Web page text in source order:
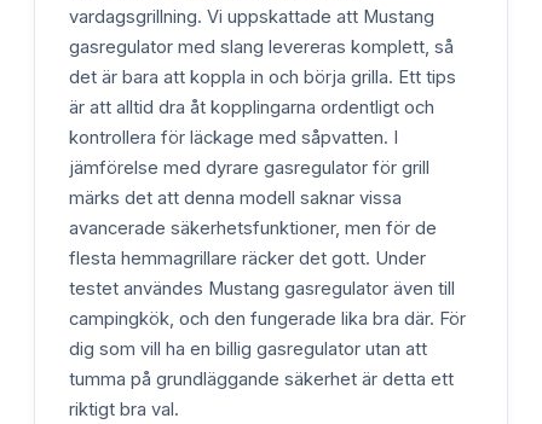
vardagsgrillning. Vi uppskattade att Mustang
gasregulator med slang levereras komplett, så
det är bara att koppla in och börja grilla. Ett tips
är att alltid dra åt kopplingarna ordentligt och
kontrollera för läckage med såpvatten. I
jämförelse med dyrare gasregulator för grill
märks det att denna modell saknar vissa
avancerade säkerhetsfunktioner, men för de
flesta hemmagrillare räcker det gott. Under
testet användes Mustang gasregulator även till
campingkök, och den fungerade lika bra där. För
dig som vill ha en billig gasregulator utan att
tumma på grundläggande säkerhet är detta ett
riktigt bra val.